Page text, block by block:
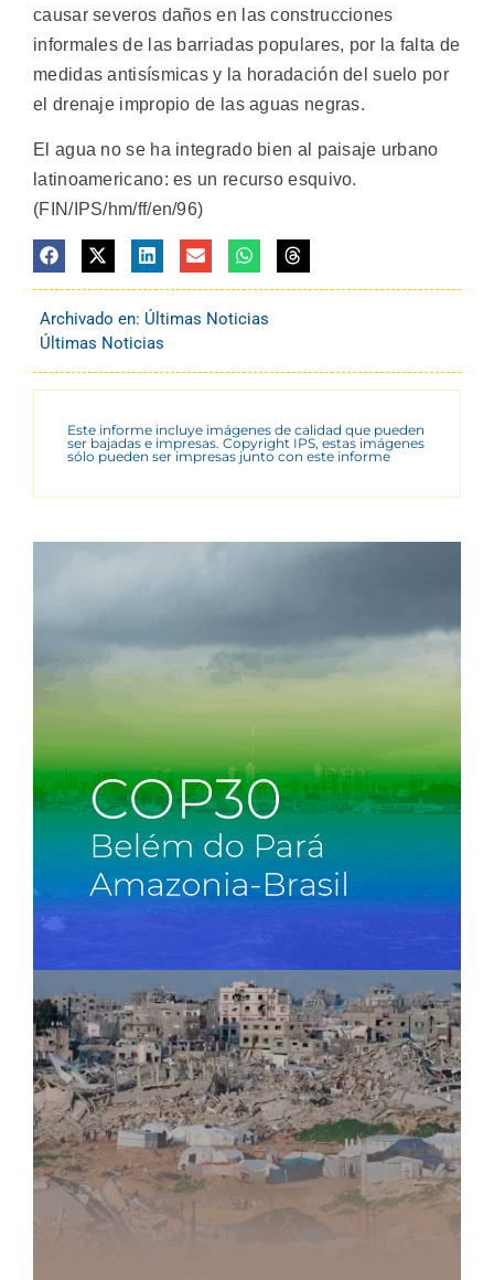
causar severos daños en las construcciones
informales de las barriadas populares, por la falta de
medidas antisísmicas y la horadación del suelo por
el drenaje impropio de las aguas negras.
El agua no se ha integrado bien al paisaje urbano
latinoamericano: es un recurso esquivo.
(FIN/IPS/hm/ff/en/96)
Archivado en: Últimas Noticias
Últimas Noticias
Este informe incluye imágenes de calidad que pueden
ser bajadas e impresas. Copyright IPS, estas imágenes
sólo pueden ser impresas junto con este informe